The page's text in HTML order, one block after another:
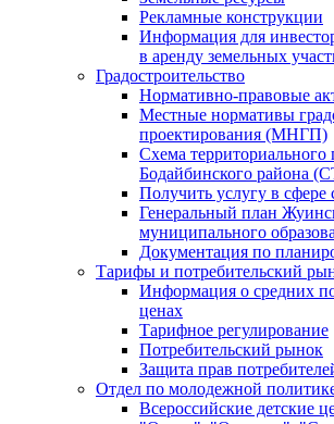
Рекламные конструкции
Информация для
в аренду земельных
Градостроительство
Нормативно-правовые
Местные нормативы
проектирования (МНГП)
Схема территориального
Бодайбинского района
Получить услугу в сфере
Генеральный план
муниципального
Документация по
Тарифы и потребительский
Информация о средних
ценах
Тарифное регулирование
Потребительский рынок
Защита прав
Отдел по молодежной
Всероссийские детские